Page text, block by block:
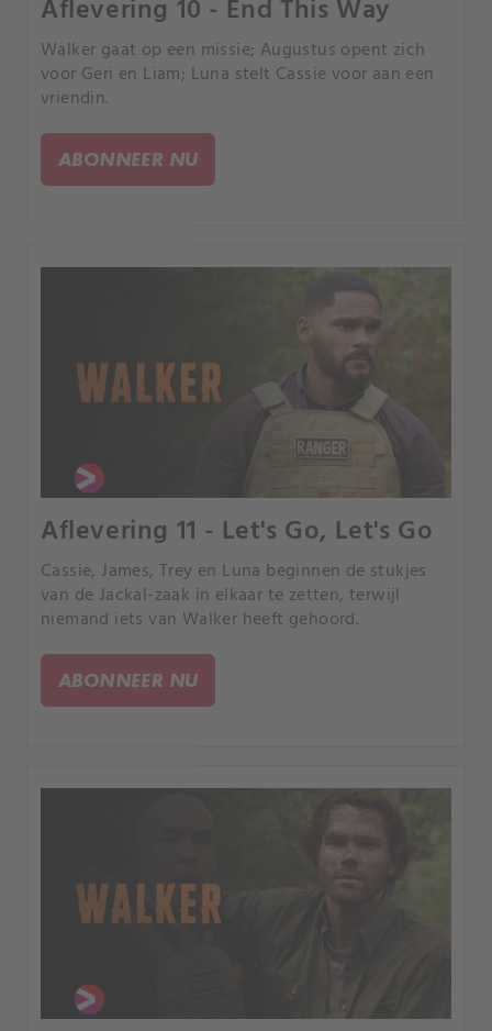
Aflevering 10 - End This Way
Walker gaat op een missie; Augustus opent zich
voor Geri en Liam; Luna stelt Cassie voor aan een
vriendin.
ABONNEER NU
Aflevering 11 - Let's Go, Let's Go
Cassie, James, Trey en Luna beginnen de stukjes
van de Jackal-zaak in elkaar te zetten, terwijl
niemand iets van Walker heeft gehoord.
ABONNEER NU